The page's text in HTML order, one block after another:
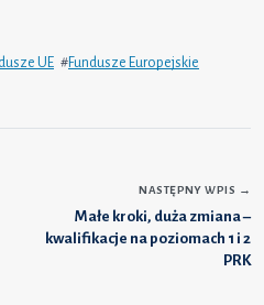
UE #Fundusze Europejskie
NASTĘPNY WPIS →
Małe kroki, duża zmiana –
kwalifikacje na poziomach 1 i 2
PRK